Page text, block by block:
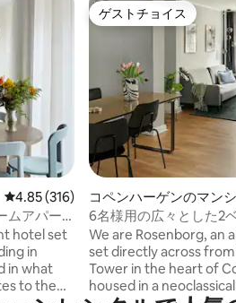
レビュー316件、5つ星中4.85つ星の
4.85 (316)
ムアパー
hotel set
in
in what
to the
ゲストチョイス
ゲストチョイス
コペンハーゲンのマン
ン・アパート
6名様用の広々とした2
パート
We are Rosenborg, an
set directly across
Tower in the heart of
housed in a